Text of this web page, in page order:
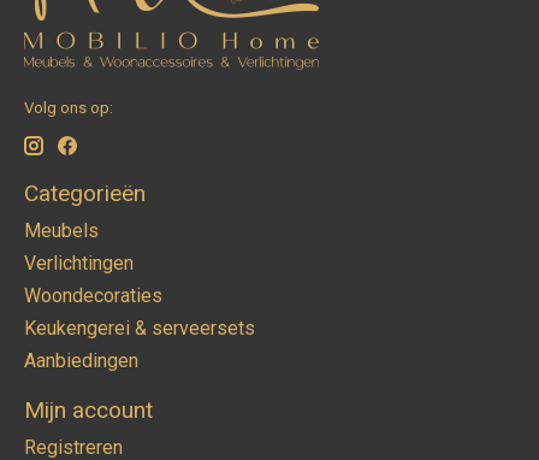
Volg ons op:
Categorieën
Meubels
Verlichtingen
Woondecoraties
Keukengerei & serveersets
Aanbiedingen
Mijn account
Registreren